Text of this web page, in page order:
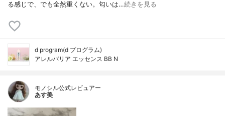
る感じで、でも全然重くない。匂いは…続きを見る
d program(d プログラム)
アレルバリア エッセンス BB N
モノシル公式レビュアー
あす美